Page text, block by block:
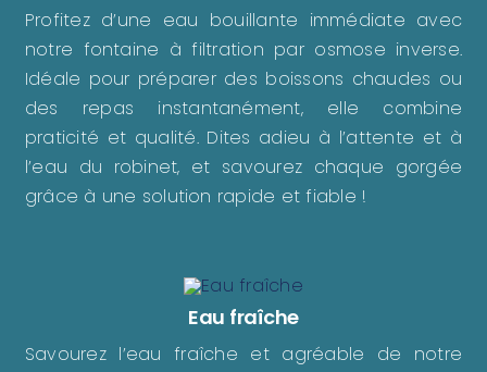
Profitez d’une eau bouillante immédiate avec
notre fontaine à filtration par osmose inverse.
Idéale pour préparer des boissons chaudes ou
des repas instantanément, elle combine
praticité et qualité. Dites adieu à l’attente et à
l’eau du robinet, et savourez chaque gorgée
grâce à une solution rapide et fiable !
Eau fraîche
Savourez l’eau fraîche et agréable de notre